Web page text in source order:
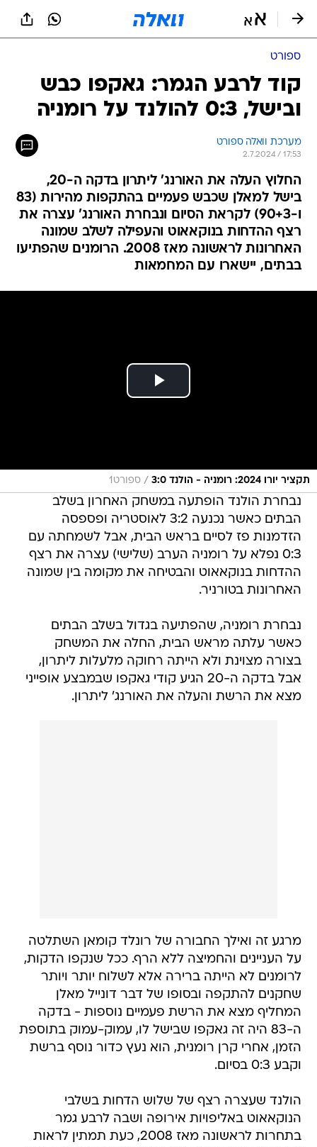
ספורט
קוד לרבע הגמר: גאקפו כבש
ובישל, 0:3 להולנד על רומניה
מערכת וואלה ספורט
2.7.2024 / 17:53
החלוץ העלה את האורנג' ליתרון בדקה ה-20,
בישל למאלן שכבש פעמיים בהתקפות מהירות (83
ו-90+3) לקראת הסיום ונבחרת האורנג' עצרה את
רצף ההדחות בנוקאאוט והעפילה לשלב שמונה
האחרונות לראשונה מאז 2008. הרומנים שהפתיעו
בבתים, יישארו עם המחמאות
תקציר יורו 2024: רומניה - הולנד 3:0 / ספורט1
נבחרת הולנד הופתעה במשחק האחרון בשלב
הבתים כאשר נכנעה 3:2 לאוסטריה ופספסה
הזדמנות פז לסיים בראש הבית, אבל לשמחתה עם
0:3 נפלא על רומניה הערב (שלישי) עצרה את רצף
ההדחות בנוקאאוט והבטיחה את מקומה בין שמונה
האחרונות בטורניר.
נבחרת רומניה, שהפתיעה בגדול בשלב הבתים
כאשר עלתה מראש הבית, החלה את המשחק
בצורה מצוינת ולא הייתה רחוקה מלעלות ליתרון,
אבל בדקה ה-20 הגיע קודי גאקפו שבמבצע אופייני
מצא את הרשת והעלה את האורנג' ליתרון.
מרגע זה ואילך החבורה של רונלד קומאן השתלטה
על העניינים והחמיצה ללא הרף. ככל שנקפו הדקות,
לרומנים לא הייתה ברירה אלא לשלוח יותר ויותר
שחקנים להתקפה ובסופו של דבר דונייל מאלן
המחליף מצא את הרשת פעמיים נוספות - בדקה
ה-83 היה זה גאקפו שבישל לו, עמוק-עמוק בתוספת
הזמן, אחרי קרן רומנית, הוא נעץ כדור נוסף ברשת
וקבע 0:3 בסיום.
הולנד שעצרה רצף של שלוש הדחות בשלבי
הנוקאאוט באליפויות אירופה ושבה לרבע גמר
בתחרות לראשונה מאז 2008, כעת תמתין לראות